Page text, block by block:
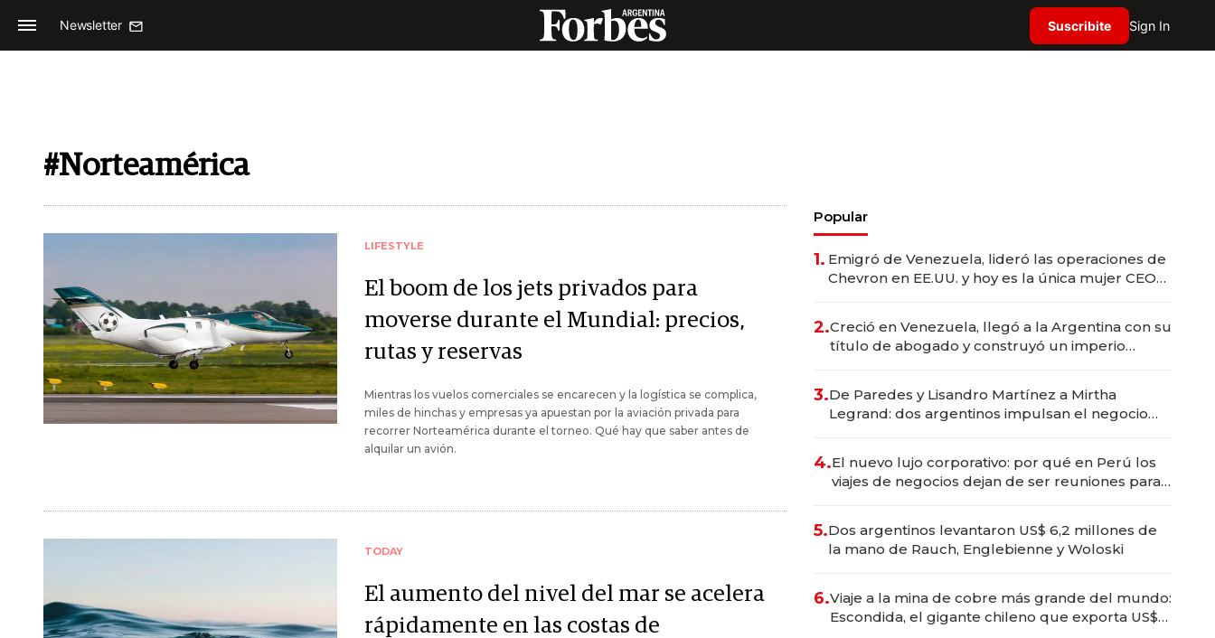
Newsletter Suscribite Sign In
#Norteamérica
LIFESTYLE
El boom de los jets privados para
moverse durante el Mundial: precios,
rutas y reservas
Mientras los vuelos comerciales se encarecen y la logística se complica,
miles de hinchas y empresas ya apuestan por la aviación privada para
recorrer Norteamérica durante el torneo. Qué hay que saber antes de
alquilar un avión.
TODAY
El aumento del nivel del mar se acelera
rápidamente en las costas de
Popular
1. Emigró de Venezuela, lideró las operaciones de
Chevron en EE.UU. y hoy es la única mujer CEO
2.Creció en Venezuela, llegó a la Argentina con su
título de abogado y construyó un imperio
3.De Paredes y Lisandro Martínez a Mirtha
Legrand: dos argentinos impulsan el negocio
4.El nuevo lujo corporativo: por qué en Perú los
viajes de negocios dejan de ser reuniones para
5.Dos argentinos levantaron US$ 6,2 millones de
la mano de Rauch, Englebienne y Woloski
6.Viaje a la mina de cobre más grande del mundo:
Escondida, el gigante chileno que exporta US$